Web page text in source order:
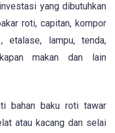
yang dibutuhkan
roti, capitan, kompor
lampu, tenda,
makan dan lain
bahan baku roti tawar
atau kacang dan selai